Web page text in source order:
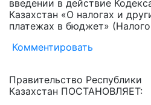
введении в действие
Казахстан «О налогах и
платежах в бюджет»
Комментировать
Правительство Республики
Казахстан ПОСТАНОВЛЯЕТ: